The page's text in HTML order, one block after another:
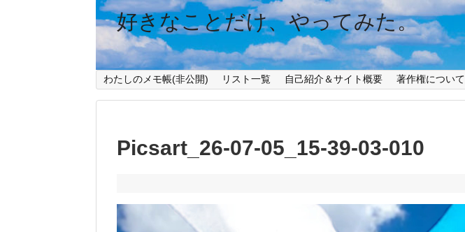
好きなことだけ、やってみた。
わたしのメモ帳(非公開) リスト一覧 自己紹介＆サイト概要 著作権について
Picsart_26-07-05_15-39-03-010